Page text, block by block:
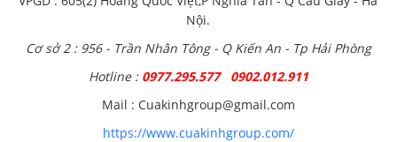
Nội.
Cơ sở 2 : 956 - Trần Nhân Tông - Q Kiến An - Tp Hải Phòng
Hotline : 0977.295.577 0902.012.911
Mail : Cuakinhgroup@gmail.com
https://www.cuakinhgroup.com/